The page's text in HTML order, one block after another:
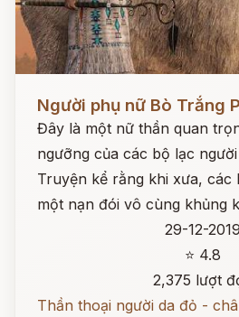
Người phụ nữ Bò Trắng
Đây là một nữ thần quan
ngưỡng của các bộ lạc
Truyện kể rằng khi xưa, các
một nạn đói vô cùng khủng
29-12-2019
⭐ 4.8
2,375 lượt
Thần thoại người da đỏ -